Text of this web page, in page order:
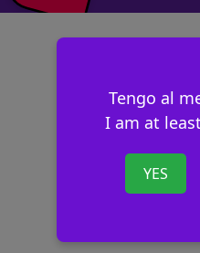
Tengo al
I am at
YES